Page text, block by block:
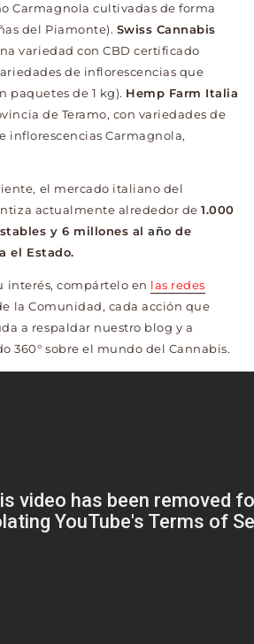
Carmagnola cultivadas de forma
del Piamonte). Swiss Cannabis
variedad con CBD certificado
de inflorescencias que
paquetes de 1 kg). Hemp Farm Italia
de Teramo, con variedades de
inflorescencias Carmagnola,
el mercado italiano del
actualmente alrededor de1.000
y 6 millones al año de
el Estado.
interés, compártelo en las redes
la Comunidad, cada acción que
a respaldar nuestro blog y a
360° sobre el mundo del Cannabis.